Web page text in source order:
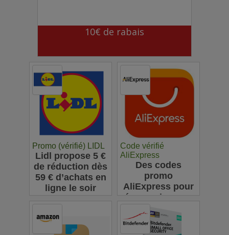
10€ de rabais
Promo (vérifié) LIDL
Lidl propose 5 €
de réduction dès
59 € d’achats en
ligne le soir
Code vérifié
AliExpress
Des codes
promo
AliExpress pour
économiser sur
vos achats en
ligne : jusqu'à
63€